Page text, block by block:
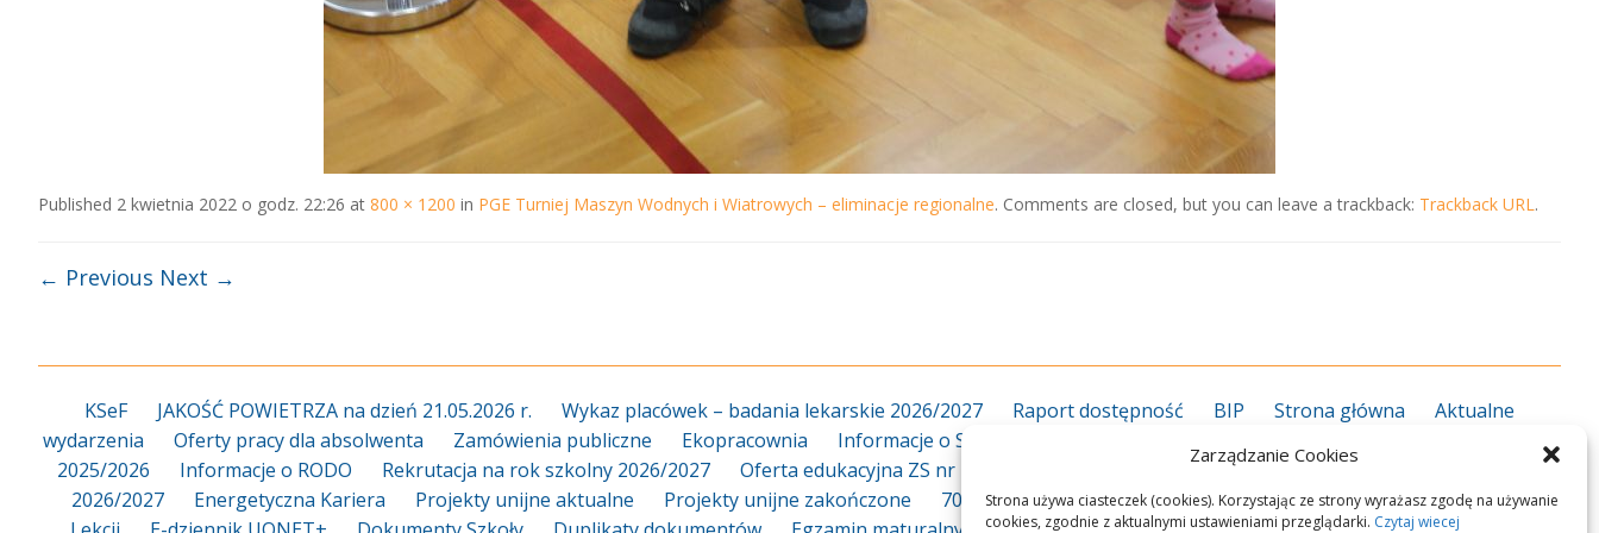
Zarządzanie Cookies
Strona używa ciasteczek (cookies). Korzystając ze strony wyrażasz zgodę na używanie
cookies, zgodnie z aktualnymi ustawieniami przeglądarki. Czytaj wiecej
Published 2 kwietnia 2022 o godz. 22:26 at 800 × 1200 in PGE Turniej Maszyn Wodnych i Wiatrowych – eliminacje regionalne. Comments are closed, but you can leave a trackback: Trackback URL.
← Previous Next →
KSeF JAKOŚĆ POWIETRZA na dzień 21.05.2026 r. Wykaz placówek – badania lekarskie 2026/2027 Raport dostępność BIP Strona główna
Aktualne
wydarzenia
Oferty pracy dla absolwenta Zamówienia publiczne Ekopracownia Informacje o Szkole
Kalendarz roku szkolnego
2025/2026
Informacje o RODO Rekrutacja na rok szkolny 2026/2027 Oferta edukacyjna ZS nr 18 2026/2027 Kierunki kształcenia 2026/2027
2026/2027
Energetyczna Kariera Projekty unijne aktualne Projekty unijne zakończone 70-lecie Dyrekcja Nauczyciele Pedagog/psycholog
Plan